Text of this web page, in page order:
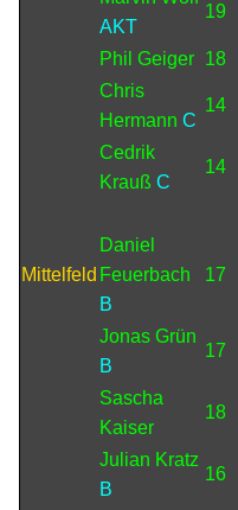
AKT
19
Phil Geiger 18
Chris
Hermann C
14
Cedrik
Krauß C
14
Mittelfeld
Daniel
Feuerbach
B
17
Jonas Grün
B
17
Sascha
Kaiser
18
Julian Kratz
B
16